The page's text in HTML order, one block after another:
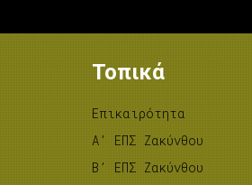
Τοπικά
Επικαιρότητα
A’ ΕΠΣ Ζακύνθου
B’ ΕΠΣ Ζακύνθου